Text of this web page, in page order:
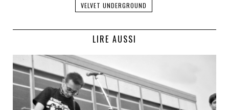
VELVET UNDERGROUND
LIRE AUSSI